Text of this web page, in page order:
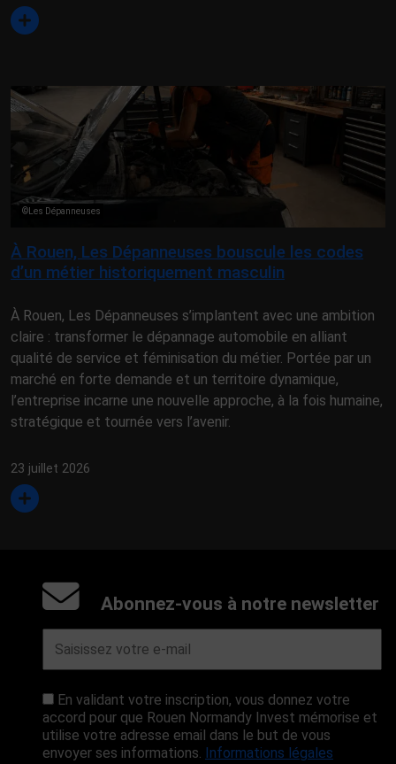
©Les Dépanneuses
À Rouen, Les Dépanneuses bouscule les codes
d’un métier historiquement masculin
À Rouen, Les Dépanneuses s’implantent avec une ambition
claire : transformer le dépannage automobile en alliant
qualité de service et féminisation du métier. Portée par un
marché en forte demande et un territoire dynamique,
l’entreprise incarne une nouvelle approche, à la fois humaine,
stratégique et tournée vers l’avenir.
23 juillet 2026
Abonnez-vous à notre newsletter
En validant votre inscription, vous donnez votre
accord pour que Rouen Normandy Invest mémorise et
utilise votre adresse email dans le but de vous
envoyer ses informations. Informations légales